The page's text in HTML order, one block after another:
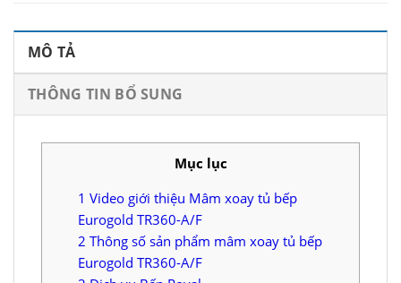
MÔ TẢ
THÔNG TIN BỔ SUNG
Mục lục
1 Video giới thiệu Mâm xoay tủ bếp
Eurogold TR360-A/F
2 Thông số sản phẩm mâm xoay tủ bếp
Eurogold TR360-A/F